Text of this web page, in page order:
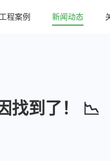
工程案例 新闻动态
找到了！ 📉